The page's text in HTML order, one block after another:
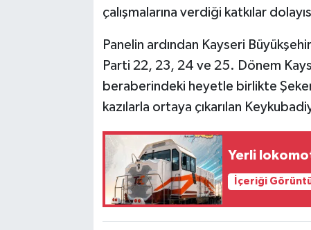
çalışmalarına verdiği katkılar
Panelin ardından Kayseri
Parti 22, 23, 24 ve 25. Dönem
beraberindeki heyetle birlikte
kazılarla ortaya çıkarılan
Yerli
İçeriği